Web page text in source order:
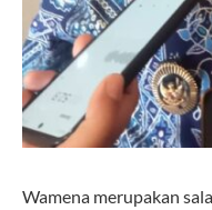
Wamena merupakan